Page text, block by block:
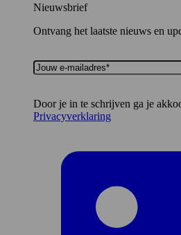
Nieuwsbrief
Ontvang het laatste nieuws en
Jouw
e-
Door je in te schrijven ga je
Privacyverklaring